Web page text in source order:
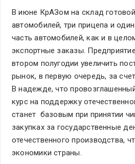
В июне КрАЗом на склад
автомобилей, три прицепа и
часть автомобилей, как и в
экспортные заказы.
втором полугодии увеличить
рынок, в первую очередь, за
В надежде, что
курс на поддержку
станет базовым при принятии
закупках за государственные
отечественного производства,
экономики страны.